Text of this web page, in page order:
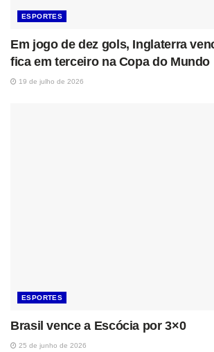
ESPORTES
Em jogo de dez gols, Inglaterra
fica em terceiro na Copa do Mundo
19 de julho de 2026
ESPORTES
Brasil vence a Escócia por 3×0
25 de junho de 2026